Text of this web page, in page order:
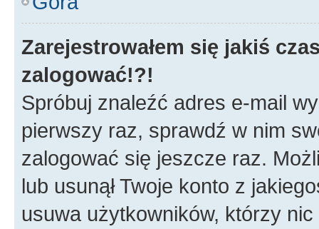
Zarejestrowałem się jakiś
zalogować!?!
Spróbuj znaleźć adres e-mail
pierwszy raz, sprawdź w nim
zalogować się jeszcze raz.
lub usunął Twoje konto z
usuwa użytkowników, którzy